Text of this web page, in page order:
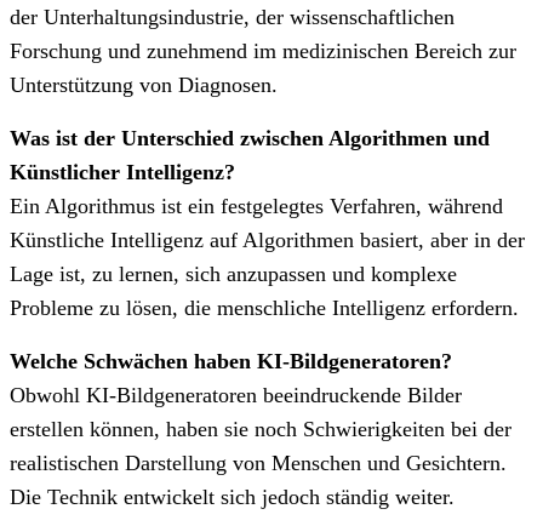
der Unterhaltungsindustrie, der wissenschaftlichen
Forschung und zunehmend im medizinischen Bereich zur
Unterstützung von Diagnosen.
Was ist der Unterschied zwischen Algorithmen und
Künstlicher Intelligenz?
Ein Algorithmus ist ein festgelegtes Verfahren, während
Künstliche Intelligenz auf Algorithmen basiert, aber in der
Lage ist, zu lernen, sich anzupassen und komplexe
Probleme zu lösen, die menschliche Intelligenz erfordern.
Welche Schwächen haben KI-Bildgeneratoren?
Obwohl KI-Bildgeneratoren beeindruckende Bilder
erstellen können, haben sie noch Schwierigkeiten bei der
realistischen Darstellung von Menschen und Gesichtern.
Die Technik entwickelt sich jedoch ständig weiter.